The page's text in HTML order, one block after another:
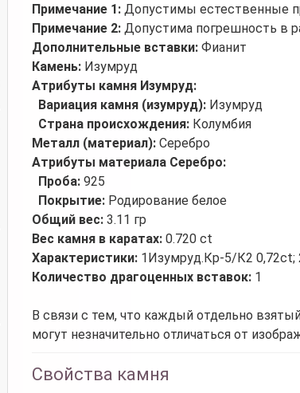
Примечание 1: Допустимы естественные
Примечание 2: Допустима погрешность в
Дополнительные вставки: Фианит
Камень: Изумруд
Атрибуты камня Изумруд:
Вариация камня (изумруд): Изумруд
Страна происхождения: Колумбия
Металл (материал): Серебро
Атрибуты материала Серебро:
Проба: 925
Покрытие: Родирование белое
Общий вес: 3.11 гр
Вес камня в каратах: 0.720 ct
Характеристики: 1Изумруд.Кр-5/К2 0,72ct;
Количество драгоценных вставок: 1
В связи с тем, что каждый отдельно
могут незначительно отличаться от
Свойства камня